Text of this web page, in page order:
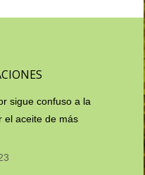
sigue confuso a la
el aceite de más